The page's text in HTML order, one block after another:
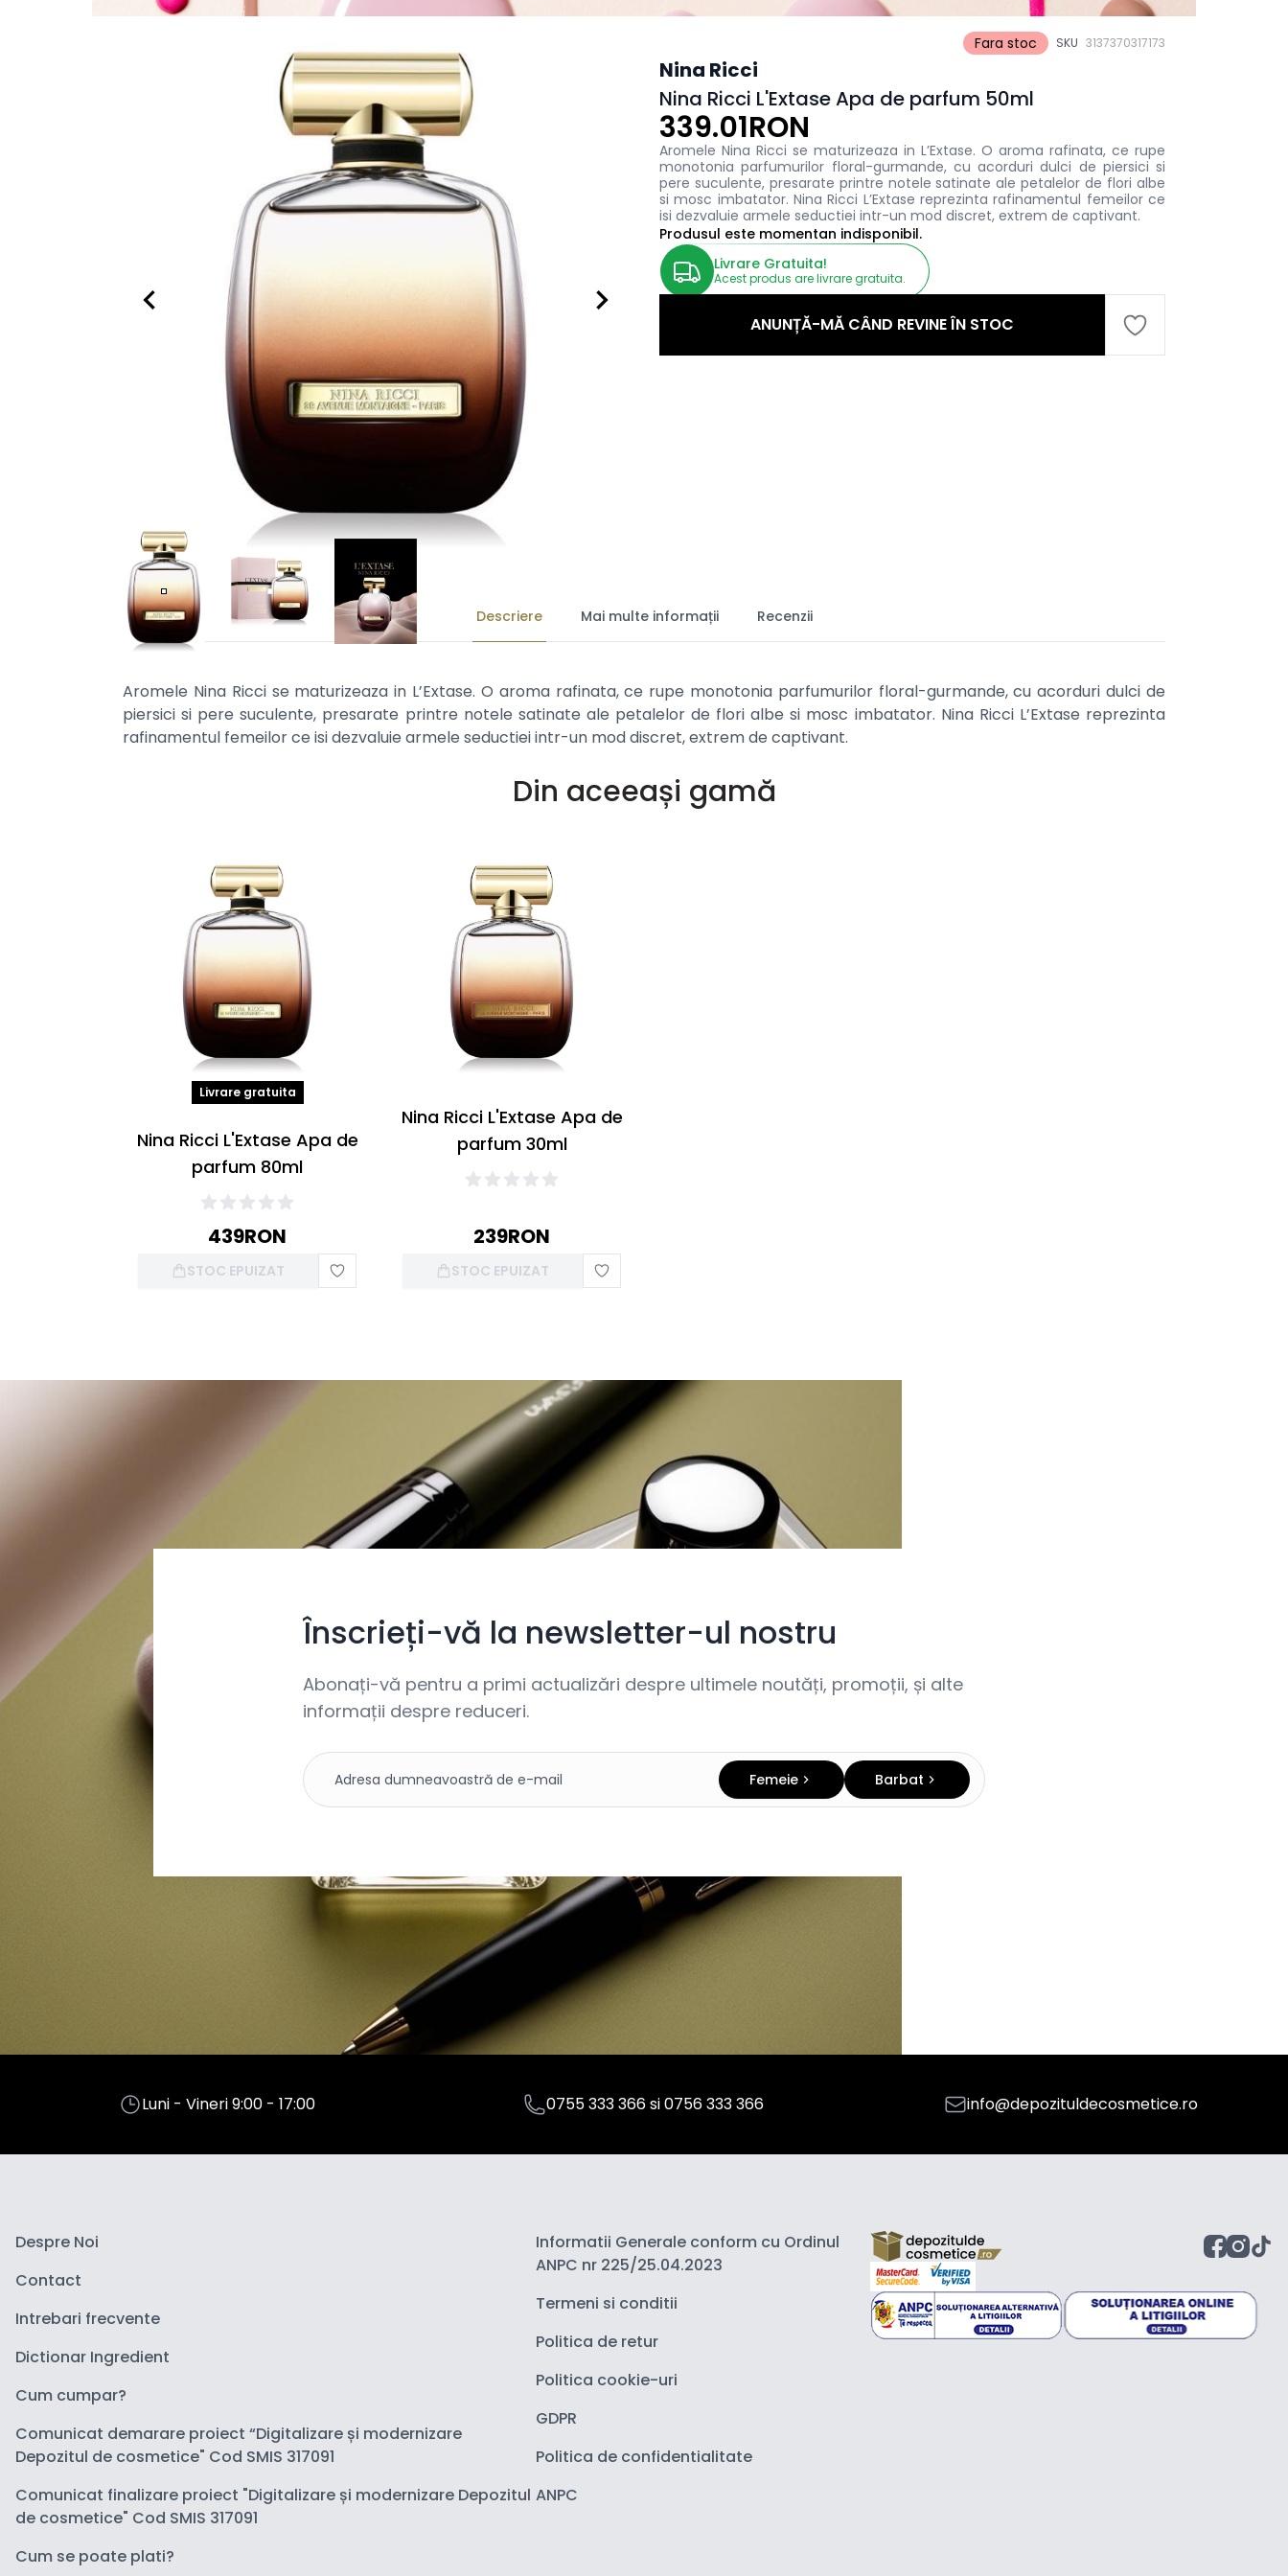
Fara stoc SKU 3137370317173
Nina Ricci
Nina Ricci L'Extase Apa de parfum 50ml
339.01RON
Aromele Nina Ricci se maturizeaza in L’Extase. O aroma rafinata, ce rupe
monotonia parfumurilor floral-gurmande, cu acorduri dulci de piersici si
pere suculente, presarate printre notele satinate ale petalelor de flori albe
si mosc imbatator. Nina Ricci L’Extase reprezinta rafinamentul femeilor ce
isi dezvaluie armele seductiei intr-un mod discret, extrem de captivant.
Produsul este momentan indisponibil.
Livrare Gratuita!
Acest produs are livrare gratuita.
ANUNȚĂ-MĂ CÂND REVINE ÎN STOC
Descriere Mai multe informații Recenzii
Aromele Nina Ricci se maturizeaza in L’Extase. O aroma rafinata, ce rupe monotonia parfumurilor floral-gurmande, cu acorduri dulci de
piersici si pere suculente, presarate printre notele satinate ale petalelor de flori albe si mosc imbatator. Nina Ricci L’Extase reprezinta
rafinamentul femeilor ce isi dezvaluie armele seductiei intr-un mod discret, extrem de captivant.
Din aceeași gamă
Livrare gratuita
Nina Ricci L'Extase Apa de
parfum 80ml
439RON
STOC EPUIZAT
Nina Ricci L'Extase Apa de
parfum 30ml
239RON
STOC EPUIZAT
Înscrieți-vă la newsletter-ul nostru
Abonați-vă pentru a primi actualizări despre ultimele noutăți, promoții, și alte
informații despre reduceri.
Femeie Barbat
Luni - Vineri 9:00 - 17:00 0755 333 366si0756 333 366 info@depozituldecosmetice.ro
Despre Noi
Contact
Intrebari frecvente
Dictionar Ingredient
Cum cumpar?
Comunicat demarare proiect “Digitalizare și modernizare
Depozitul de cosmetice" Cod SMIS 317091
Comunicat finalizare proiect "Digitalizare și modernizare Depozitul
de cosmetice" Cod SMIS 317091
Cum se poate plati?
Informatii Generale conform cu Ordinul
ANPC nr 225/25.04.2023
Termeni si conditii
Politica de retur
Politica cookie-uri
GDPR
Politica de confidentialitate
ANPC